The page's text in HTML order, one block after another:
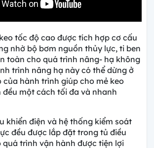
tốc độ cao được tích hợp cơ cấu
nhờ bộ bơm nguồn thủy lực, ti ben
toàn cho quá trình nâng- hạ không
trình nâng hạ này có thể dừng ở
của hành trình giúp cho mẻ keo
một cách tối đa và nhanh
khiển điện và hệ thống kiểm soát
đều được lắp đặt trong tủ điều
quá trình vận hành được tiện lợi